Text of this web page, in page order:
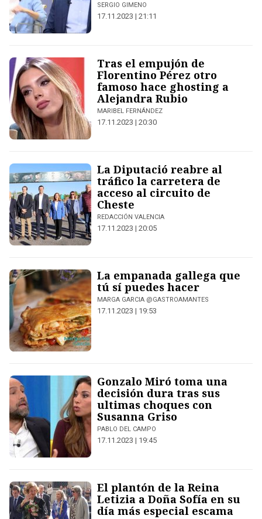
SERGIO GIMENO
17.11.2023 | 21:11
Tras el empujón de
Florentino Pérez otro
famoso hace ghosting a
Alejandra Rubio
MARIBEL FERNÁNDEZ
17.11.2023 | 20:30
La Diputació reabre al
tráfico la carretera de
acceso al circuito de
Cheste
REDACCIÓN VALENCIA
17.11.2023 | 20:05
La empanada gallega que
tú sí puedes hacer
MARGA GARCIA @GASTROAMANTES
17.11.2023 | 19:53
Gonzalo Miró toma una
decisión dura tras sus
ultimas choques con
Susanna Griso
PABLO DEL CAMPO
17.11.2023 | 19:45
El plantón de la Reina
Letizia a Doña Sofía en su
día más especial escama